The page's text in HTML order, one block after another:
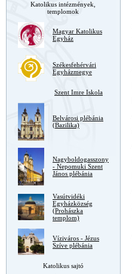
Katolikus intézmények,
templomok
Magyar Katolikus
Egyház
Székesfehérvári
Egyházmegye
Szent Imre Iskola
Belvárosi plébánia
(Bazilika)
Nagyboldogasszony
- Nepomuki Szent
János plébánia
Vasútvidéki
Egyházközség
(Prohászka
templom)
Víziváros - Jézus
Szíve plébánia
Katolikus sajtó